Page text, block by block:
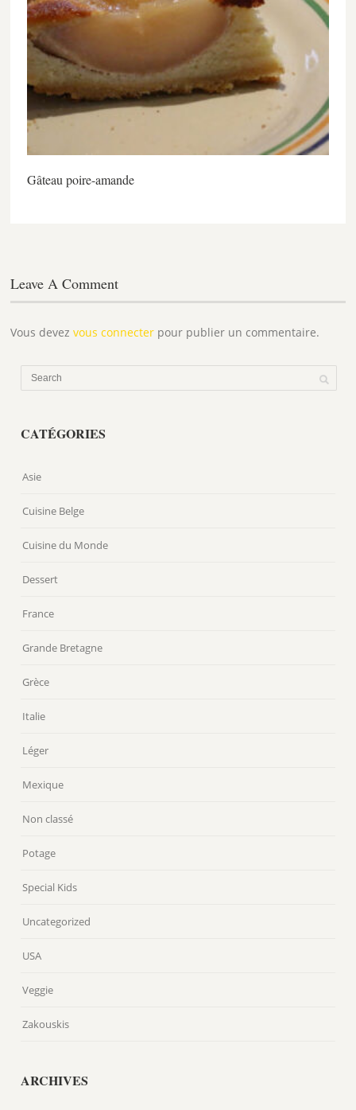
Gâteau poire-amande
Leave A Comment
Vous devezvous connecter pour publier un commentaire.
CATÉGORIES
Asie
Cuisine Belge
Cuisine du Monde
Dessert
France
Grande Bretagne
Grèce
Italie
Léger
Mexique
Non classé
Potage
Special Kids
Uncategorized
USA
Veggie
Zakouskis
ARCHIVES